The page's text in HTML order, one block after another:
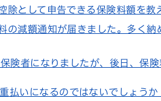
として申告できる保険料額を教
減額通知が届きました。多く納
険者になりましたが、後日、保
払いになるのではないでしょうか